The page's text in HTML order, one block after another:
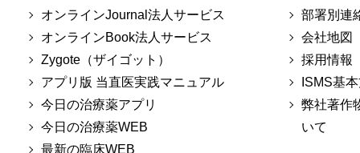
オンラインJournal法人サービス
オンラインBook法人サービス
Zygote（ザイゴット）
アプリ版 当直医実践マニュアル
今日の治療薬アプリ
今日の治療薬WEB
最新の臨床WEB
部署別連
会社地図
採用情報
ISMS基
弊社著作
いて